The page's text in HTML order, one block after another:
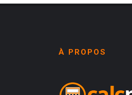
À PROPOS